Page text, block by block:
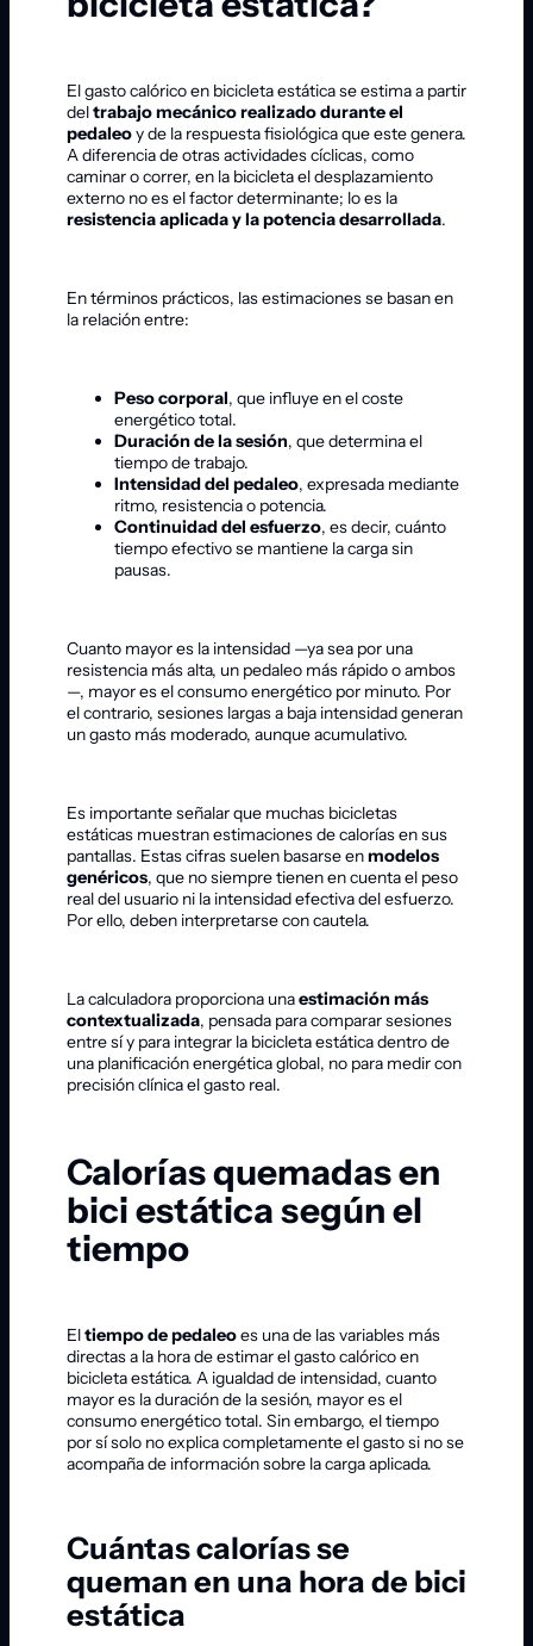
El gasto calórico en bicicleta estática se estima a partir
deltrabajo mecánico realizado durante el
pedaleoy de la respuesta fisiológica que este genera.
A diferencia de otras actividades cíclicas, como
caminar o correr, en la bicicleta el desplazamiento
externo no es el factor determinante; lo es la
resistencia aplicada y la potencia desarrollada.
En términos prácticos, las estimaciones se basan en
la relación entre:
Peso corporal, que influye en el coste
energético total.
Duración de la sesión, que determina el
tiempo de trabajo.
Intensidad del pedaleo, expresada mediante
ritmo, resistencia o potencia.
Continuidad del esfuerzo, es decir, cuánto
tiempo efectivo se mantiene la carga sin
pausas.
Cuanto mayor es la intensidad —ya sea por una
resistencia más alta, un pedaleo más rápido o ambos
—, mayor es el consumo energético por minuto. Por
el contrario, sesiones largas a baja intensidad generan
un gasto más moderado, aunque acumulativo.
Es importante señalar que muchas bicicletas
estáticas muestran estimaciones de calorías en sus
pantallas. Estas cifras suelen basarse enmodelos
genéricos, que no siempre tienen en cuenta el peso
real del usuario ni la intensidad efectiva del esfuerzo.
Por ello, deben interpretarse con cautela.
La calculadora proporciona unaestimación más
contextualizada, pensada para comparar sesiones
entre sí y para integrar la bicicleta estática dentro de
una planificación energética global, no para medir con
precisión clínica el gasto real.
Calorías quemadas en
bici estática según el
tiempo
Eltiempo de pedaleoes una de las variables más
directas a la hora de estimar el gasto calórico en
bicicleta estática. A igualdad de intensidad, cuanto
mayor es la duración de la sesión, mayor es el
consumo energético total. Sin embargo, el tiempo
por sí solo no explica completamente el gasto si no se
acompaña de información sobre la carga aplicada.
Cuántas calorías se
queman en una hora de bici
estática